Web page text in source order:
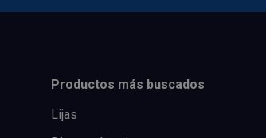
Productos más buscados
Lijas